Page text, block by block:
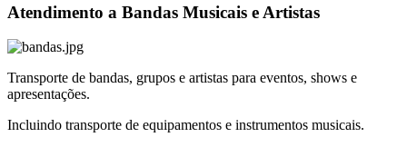
Atendimento a Bandas Musicais e Artistas
Transporte de bandas, grupos e artistas para eventos, shows e
apresentações.
Incluindo transporte de equipamentos e instrumentos musicais.